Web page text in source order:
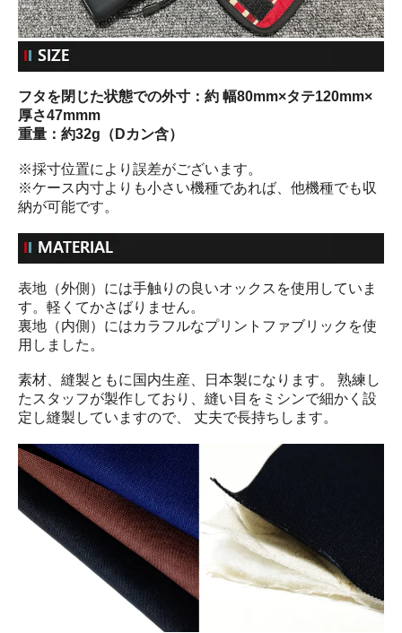
フタを閉じた状態での外寸：約 幅80mm×タテ120mm×
厚さ47mmm
重量：約32g（Dカン含）
※採寸位置により誤差がございます。
※ケース内寸よりも小さい機種であれば、他機種でも収
納が可能です。
表地（外側）には手触りの良いオックスを使用していま
す。軽くてかさばりません。
裏地（内側）にはカラフルなプリントファブリックを使
用しました。
素材、縫製ともに国内生産、日本製になります。 熟練し
たスタッフが製作しており、縫い目をミシンで細かく設
定し縫製していますので、 丈夫で長持ちします。